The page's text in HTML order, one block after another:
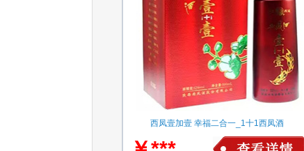
西凤壹加壹 幸福二合一_1十1西凤酒